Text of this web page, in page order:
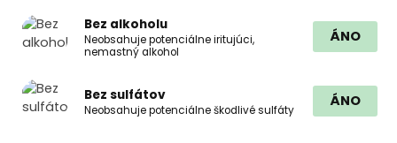
Bez alkoholu
Neobsahuje potenciálne iritujúci,
nemastný alkohol
ÁNO
Bez sulfátov
Neobsahuje potenciálne škodlivé sulfáty
ÁNO